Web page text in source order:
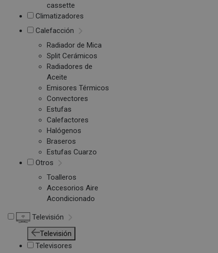
cassette
Climatizadores
Calefacción
Radiador de Mica
Split Cerámicos
Radiadores de
Aceite
Emisores Térmicos
Convectores
Estufas
Calefactores
Halógenos
Braseros
Estufas Cuarzo
Otros
Toalleros
Accesorios Aire
Acondicionado
Televisión
Televisión
Televisores